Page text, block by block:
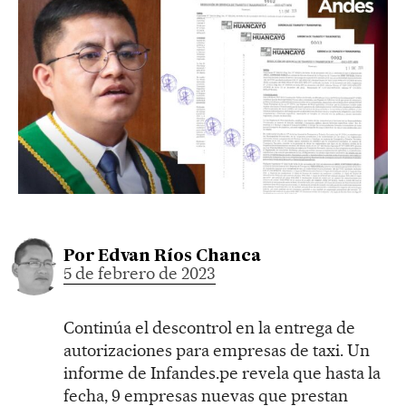
Por Edvan Ríos Chanca
5 de febrero de 2023
Continúa el descontrol en la entrega de
autorizaciones para empresas de taxi. Un
informe de Infandes.pe revela que hasta la
fecha, 9 empresas nuevas que prestan